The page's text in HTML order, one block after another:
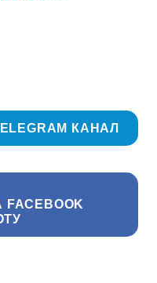
КАНАЛ